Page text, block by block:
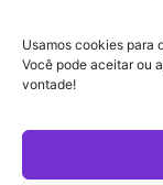
Usamos cookies para
Você pode aceitar ou
vontade!